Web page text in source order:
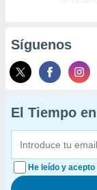
Síguenos
El Tiempo
He leído y